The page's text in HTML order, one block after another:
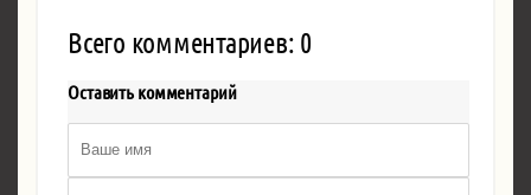
Всего комментариев: 0
Оставить комментарий